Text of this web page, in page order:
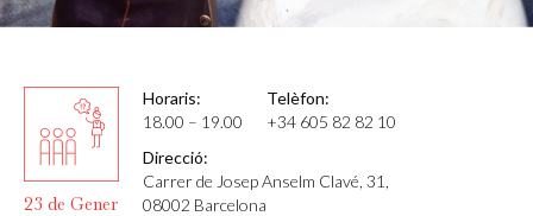
23 de Gener
Horaris:
18.00 – 19.00
Telèfon:
+34 605 82 82 10
Direcció:
Carrer de Josep Anselm Clavé, 31,
08002 Barcelona